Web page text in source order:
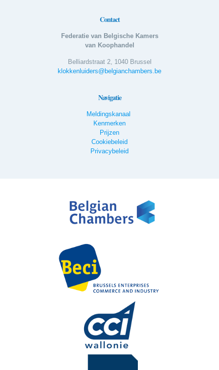
Contact
Federatie van Belgische Kamers
van Koophandel
Belliardstraat 2, 1040 Brussel
klokkenluiders@belgianchambers.be
Navigatie
Meldingskanaal
Kenmerken
Prijzen
Cookiebeleid
Privacybeleid